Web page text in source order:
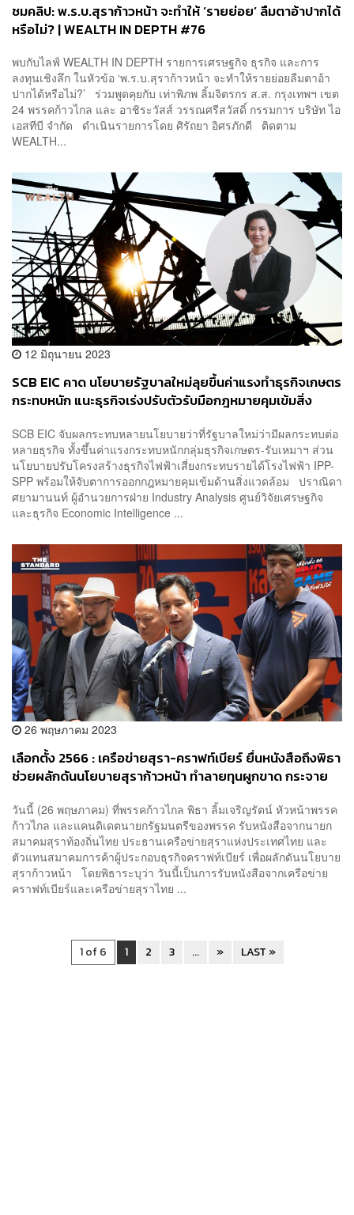
ชมคลิป: พ.ร.บ.สุราก้าวหน้า จะทำให้ ‘รายย่อย’ ลืมตาอ้าปากได้
หรือไม่? | WEALTH IN DEPTH #76
พบกับไลฟ์ WEALTH IN DEPTH รายการเศรษฐกิจ ธุรกิจ และการ
ลงทุนเชิงลึก ในหัวข้อ ‘พ.ร.บ.สุราก้าวหน้า จะทำให้รายย่อยลืมตาอ้า
ปากได้หรือไม่?’ ร่วมพูดคุยกับ เท่าพิภพ ลิ้มจิตรกร ส.ส. กรุงเทพฯ เขต
24 พรรคก้าวไกล และ อาชิระวัสส์ วรรณศรีสวัสดิ์ กรรมการ บริษัท ไอ
เอสทีบี จำกัด ดำเนินรายการโดย ศิรัถยา อิศรภักดี ติดตาม
WEALTH...
12 มิถุนายน 2023
SCB EIC คาด นโยบายรัฐบาลใหม่ลุยขึ้นค่าแรงทำธุรกิจเกษตร
กระทบหนัก แนะธุรกิจเร่งปรับตัวรับมือกฎหมายคุมเข้มสิ่ง
SCB EIC จับผลกระทบหลายนโยบายว่าที่รัฐบาลใหม่ว่ามีผลกระทบต่อ
หลายธุรกิจ ทั้งขึ้นค่าแรงกระทบหนักกลุ่มธุรกิจเกษตร-รับเหมาฯ ส่วน
นโยบายปรับโครงสร้างธุรกิจไฟฟ้าเสี่ยงกระทบรายได้โรงไฟฟ้า IPP-
SPP พร้อมให้จับตาการออกกฎหมายคุมเข้มด้านสิ่งแวดล้อม ปราณิดา
ศยามานนท์ ผู้อำนวยการฝ่าย Industry Analysis ศูนย์วิจัยเศรษฐกิจ
และธุรกิจ Economic Intelligence ...
26 พฤษภาคม 2023
เลือกตั้ง 2566 : เครือข่ายสุรา-คราฟท์เบียร์ ยื่นหนังสือถึงพิธา
ช่วยผลักดันนโยบายสุราก้าวหน้า ทำลายทุนผูกขาด กระจาย
วันนี้ (26 พฤษภาคม) ที่พรรคก้าวไกล พิธา ลิ้มเจริญรัตน์ หัวหน้าพรรค
ก้าวไกล และแคนดิเดตนายกรัฐมนตรีของพรรค รับหนังสือจากนายก
สมาคมสุราท้องถิ่นไทย ประธานเครือข่ายสุราแห่งประเทศไทย และ
ตัวแทนสมาคมการค้าผู้ประกอบธุรกิจคราฟท์เบียร์ เพื่อผลักดันนโยบาย
สุราก้าวหน้า โดยพิธาระบุว่า วันนี้เป็นการรับหนังสือจากเครือข่าย
คราฟท์เบียร์และเครือข่ายสุราไทย ...
1 of 6 1 2 3 ... » LAST »